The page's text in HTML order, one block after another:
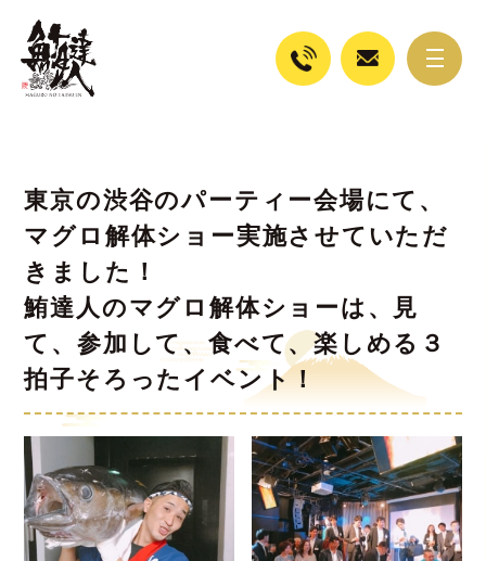
東京の渋谷のパーティー会場にて、
マグロ解体ショー実施させていただ
きました！
鮪達人のマグロ解体ショーは、見
て、参加して、食べて、楽しめる３
拍子そろったイベント！